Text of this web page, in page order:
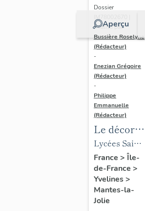
Aperçu
Dossier
IM78002670 |
Réalisé par
Bussière Roselyne
(Rédacteur)
-
Enezian Grégoire
(Rédacteur)
-
Philippe
Emmanuelle
(Rédacteur)
Le décor
des lycées
de Mantes
Lycées Saint-
Exupéry et
Jean Rostand
France > Île-
de-France >
Yvelines>
Mantes-la-
Jolie